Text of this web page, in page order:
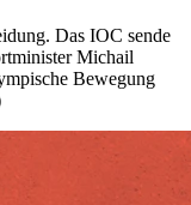
Das IOC sende
Michail
Bewegung